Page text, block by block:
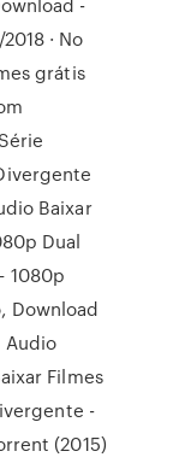
· No
grátis
Baixar
Dual
1080p
Download
Audio
Filmes
-
(2015)